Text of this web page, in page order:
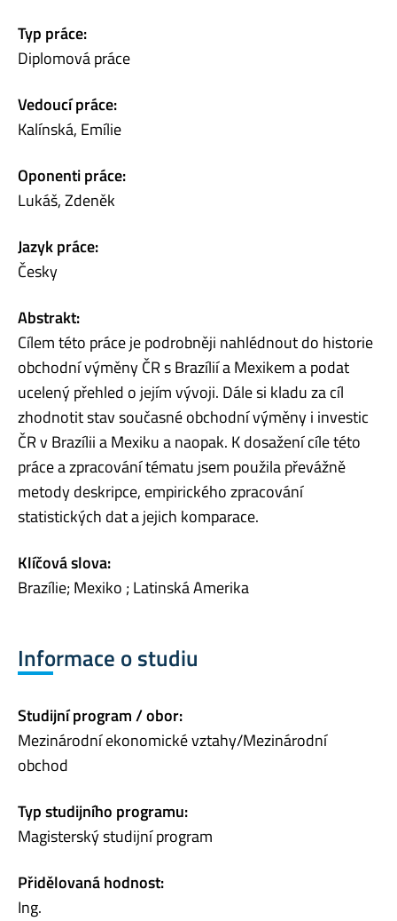
Typ práce:
Diplomová práce
Vedoucí práce:
Kalínská, Emílie
Oponenti práce:
Lukáš, Zdeněk
Jazyk práce:
Česky
Abstrakt:
Cílem této práce je podrobněji nahlédnout do historie
obchodní výměny ČR s Brazílií a Mexikem a podat
ucelený přehled o jejím vývoji. Dále si kladu za cíl
zhodnotit stav současné obchodní výměny i investic
ČR v Brazílii a Mexiku a naopak. K dosažení cíle této
práce a zpracování tématu jsem použila převážně
metody deskripce, empirického zpracování
statistických dat a jejich komparace.
Klíčová slova:
Brazílie; Mexiko ; Latinská Amerika
Informace o studiu
Studijní program / obor:
Mezinárodní ekonomické vztahy/Mezinárodní
obchod
Typ studijního programu:
Magisterský studijní program
Přidělovaná hodnost:
Ing.